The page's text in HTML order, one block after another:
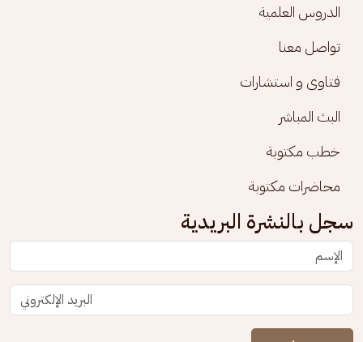
الدروس العلمية
تواصل معنا
فتاوى و استشارات
البث المباشر
خطب مكتوبة
محاضرات مكتوبة
سجل بالنشرة البريدية